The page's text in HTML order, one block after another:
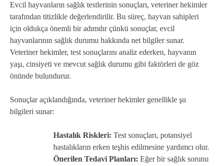
Evcil hayvanların sağlık testlerinin sonuçları, veteriner hekimler
tarafından titizlikle değerlendirilir. Bu süreç, hayvan sahipleri
için oldukça önemli bir adımdır çünkü sonuçlar, evcil
hayvanlarının sağlık durumu hakkında net bilgiler sunar.
Veteriner hekimler, test sonuçlarını analiz ederken, hayvanın
yaşı, cinsiyeti ve mevcut sağlık durumu gibi faktörleri de göz
önünde bulundurur.
Sonuçlar açıklandığında, veteriner hekimler genellikle şu
bilgileri sunar:
Hastalık Riskleri: Test sonuçları, potansiyel
hastalıkların erken teşhis edilmesine yardımcı olur.
Önerilen Tedavi Planları: Eğer bir sağlık sorunu